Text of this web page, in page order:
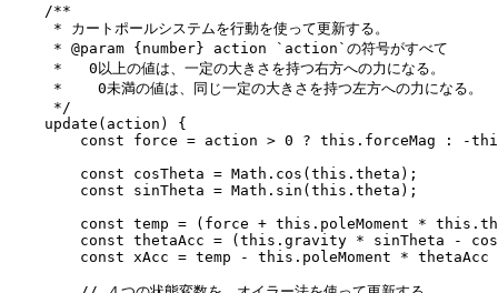
    /**
     * カートポールシステムを行動を使って更新する。
     * @param {number} action `action`の符号がすべて
     *   0以上の値は、一定の大きさを持つ右方への力になる。
     *    0未満の値は、同じ一定の大きさを持つ左方への力になる。
     */
    update(action) {
const force = action > 0 ? this.forceMag : -
        const cosTheta = Math.cos(this.theta);
        const sinTheta = Math.sin(this.theta);
const temp = (force + this.poleMoment *
const thetaAcc = (this.gravity * sinTheta -
const xAcc = temp - this.poleMoment * thetaAcc